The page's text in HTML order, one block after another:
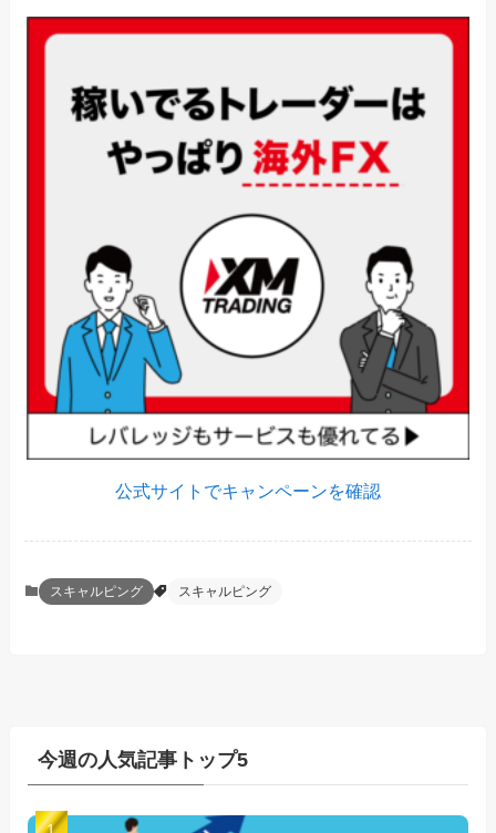
公式サイトでキャンペーンを確認
スキャルピング スキャルピング
今週の人気記事トップ5